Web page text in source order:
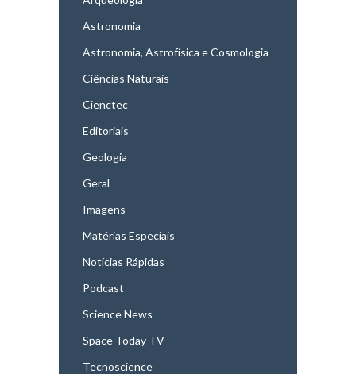
Astronomia
Astronomia, Astrofísica e Cosmologia
Ciências Naturais
Cienctec
Editoriais
Geologia
Geral
Imagens
Matérias Especiais
Notícias Rápidas
Podcast
Science News
Space Today TV
Tecnoscience